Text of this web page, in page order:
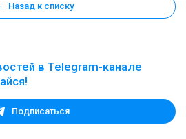
Назад к списку
в Telegram-канале
Подписаться